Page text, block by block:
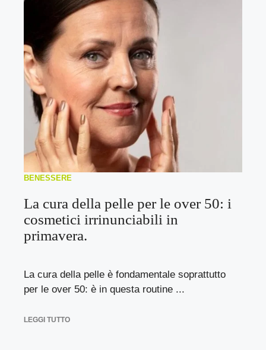
BENESSERE
La cura della pelle per le over 50: i
cosmetici irrinunciabili in
primavera.
La cura della pelle è fondamentale soprattutto
per le over 50: è in questa routine ...
LEGGI TUTTO